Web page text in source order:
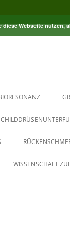
WISSENSCHAFT
diese Webseite nutzen,